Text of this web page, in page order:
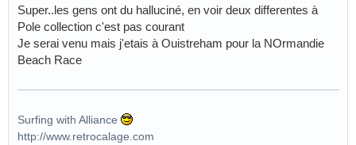
Super..les gens ont du halluciné, en voir deux differentes à
Pole collection c'est pas courant
Je serai venu mais j'etais à Ouistreham pour la NOrmandie
Beach Race
Surfing with Alliance
http://www.retrocalage.com